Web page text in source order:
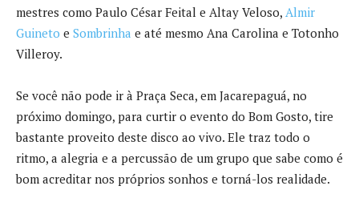
mestres como Paulo César Feital e Altay Veloso, Almir
Guineto e Sombrinha e até mesmo Ana Carolina e Totonho
Villeroy.
Se você não pode ir à Praça Seca, em Jacarepaguá, no
próximo domingo, para curtir o evento do Bom Gosto, tire
bastante proveito deste disco ao vivo. Ele traz todo o
ritmo, a alegria e a percussão de um grupo que sabe como é
bom acreditar nos próprios sonhos e torná-los realidade.